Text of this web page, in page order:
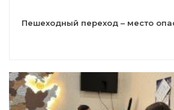
Пешеходный переход – место